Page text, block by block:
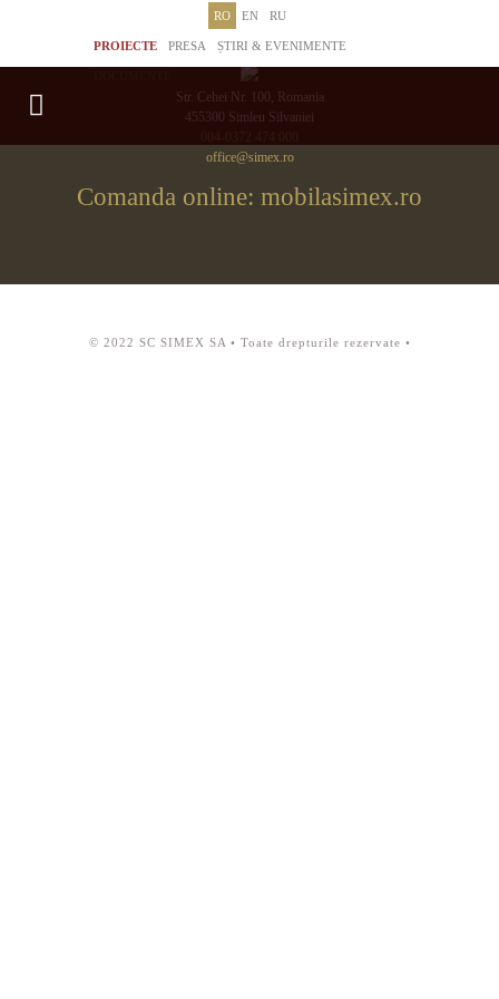
RO EN RU
PROIECTE PRESA ȘTIRI & EVENIMENTE
Str. Cehei Nr. 100, Romania
455300 Simleu Silvaniei
office@simex.ro
Comanda online: mobilasimex.ro
© 2022 SC SIMEX SA • Toate drepturile rezervate •